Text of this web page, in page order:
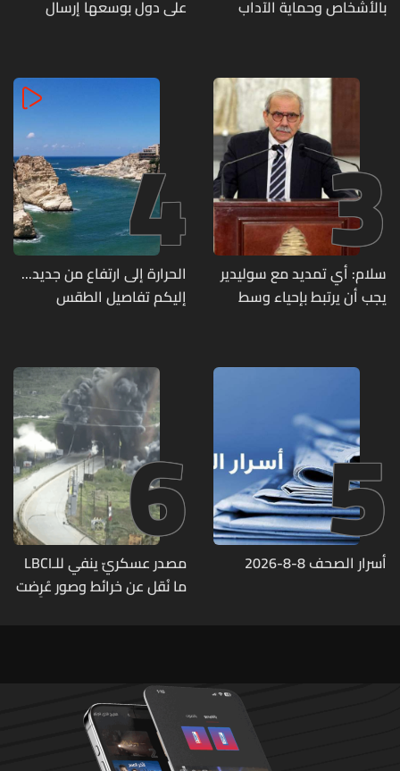
بالأشخاص وحماية الآداب
متورطين
على دول بوسعها إرسال
3
سلام: أي تمديد مع سوليدير
يجب أن يرتبط بإحياء وسط
4
الحرارة إلى ارتفاع من جديد...
إليكم تفاصيل الطقس
5
أسرار الصحف 8-8-2026 6
مصدر عسكريّ ينفي للـLBCI
ما نُقل عن خرائط وصور عُرِضت